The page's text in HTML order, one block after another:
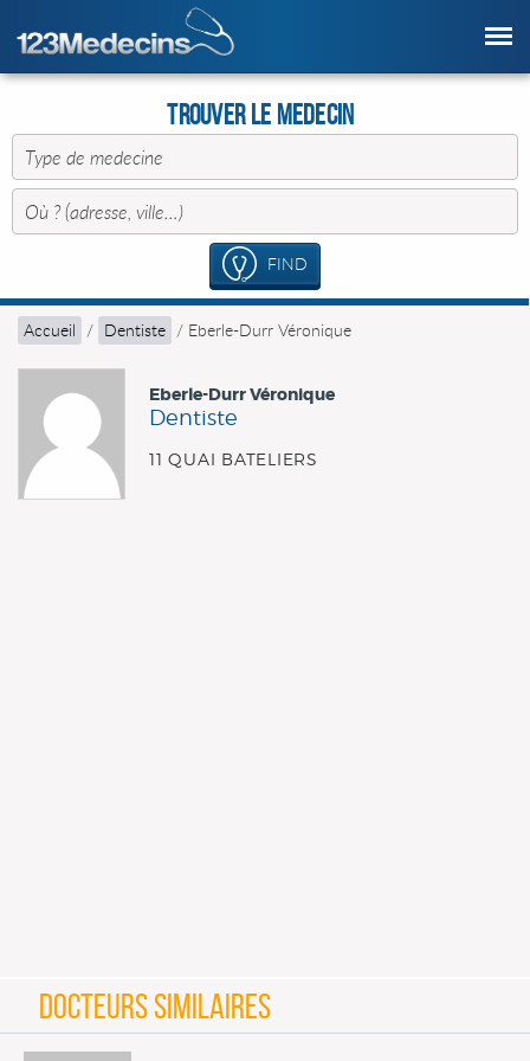
Trouver le Medecin
FIND
Accueil / Dentiste / Eberle-Durr Véronique
Eberle-Durr Véronique
Dentiste
11 QUAI BATELIERS
DOCTEURS SIMILAIRES